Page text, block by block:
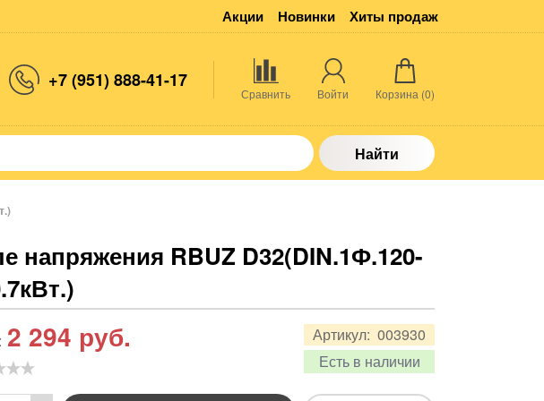
Акции Новинки Хиты продаж
+7 (951) 888-41-17
Сравнить Войти Корзина (0)
Найти
напряжения RBUZ D32(DIN.1Ф.120-
Артикул: 003930
Есть в наличии
2 294 руб.